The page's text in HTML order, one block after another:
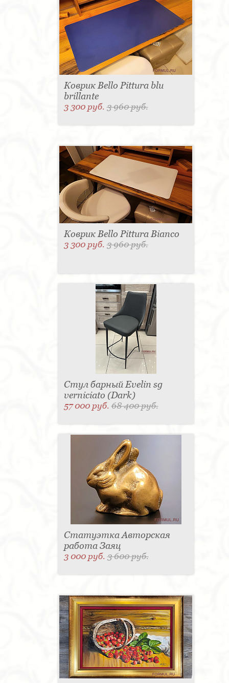
Коврик Bello Pittura blu
brillante
3 300 руб.3 960 руб.
Коврик Bello Pittura Bianco
3 300 руб.3 960 руб.
Стул барный Evelin sg
verniciato (Dark)
57 000 руб.68 400 руб.
Статуэтка Авторская
работа Заяц
3 000 руб.3 600 руб.